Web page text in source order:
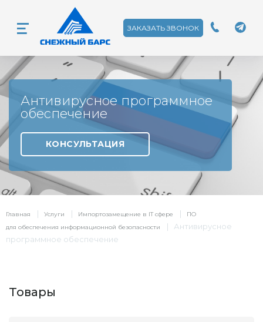
ЗАКАЗАТЬ ЗВОНОК
Антивирусное программное
обеспечение
КОНСУЛЬТАЦИЯ
Главная | Услуги | Импортозамещение в IT сфере |
ПО
для обеспечения информационной безопасности
| Антивирусное
программное обеспечение
Товары